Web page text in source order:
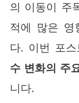
의 이동이 주
적에 많은 영
다. 이번 포스
수 변화의 주
니다.